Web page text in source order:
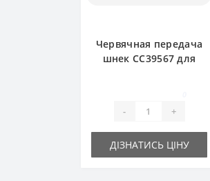
Червячная передача
шнек CC39567 для
- +
ДІЗНАТИСЬ ЦІНУ